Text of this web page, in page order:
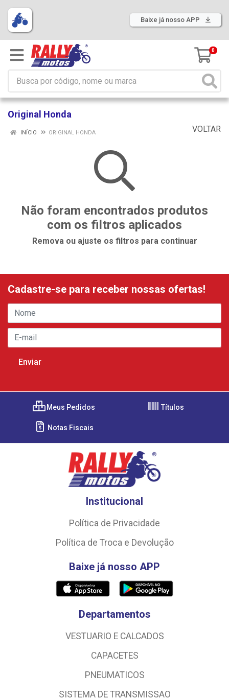
Baixe já nosso APP
0
Original Honda
VOLTAR
INÍCIO ORIGINAL HONDA
Não foram encontrados produtos
com os filtros aplicados
Remova ou ajuste os filtros para continuar
Cadastre-se para receber nossas ofertas!
Meus Pedidos Títulos
Notas Fiscais
Institucional
Política de Privacidade
Política de Troca e Devolução
Baixe já nosso APP
Departamentos
VESTUARIO E CALCADOS
CAPACETES
PNEUMATICOS
SISTEMA DE TRANSMISSAO